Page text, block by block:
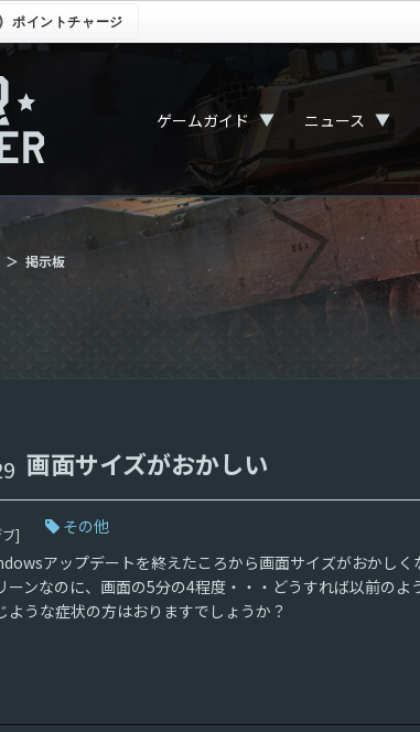
ポイントチャージ
ゲームガイド ▼ ニュース ▼
掲示板
画面サイズがおかしい
]
その他
アップデートを終えたころから画面サイズがおかしく
ーンなのに、画面の5分の4程度・・・どうすれば以前のよ
ような症状の方はおりますでしょうか？